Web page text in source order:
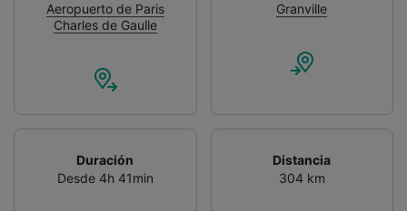
Aeropuerto de Paris
Charles de Gaulle
Granville
Duración
Desde 4h 41min
Distancia
304 km